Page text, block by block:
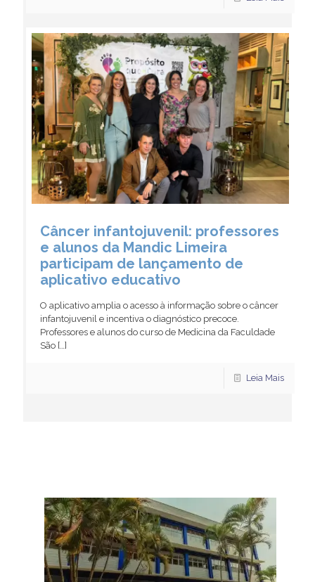
Câncer infantojuvenil: professores
e alunos da Mandic Limeira
participam de lançamento de
aplicativo educativo
O aplicativo amplia o acesso à informação sobre o câncer
infantojuvenil e incentiva o diagnóstico precoce.
Professores e alunos do curso de Medicina da Faculdade
São[…]
Leia Mais